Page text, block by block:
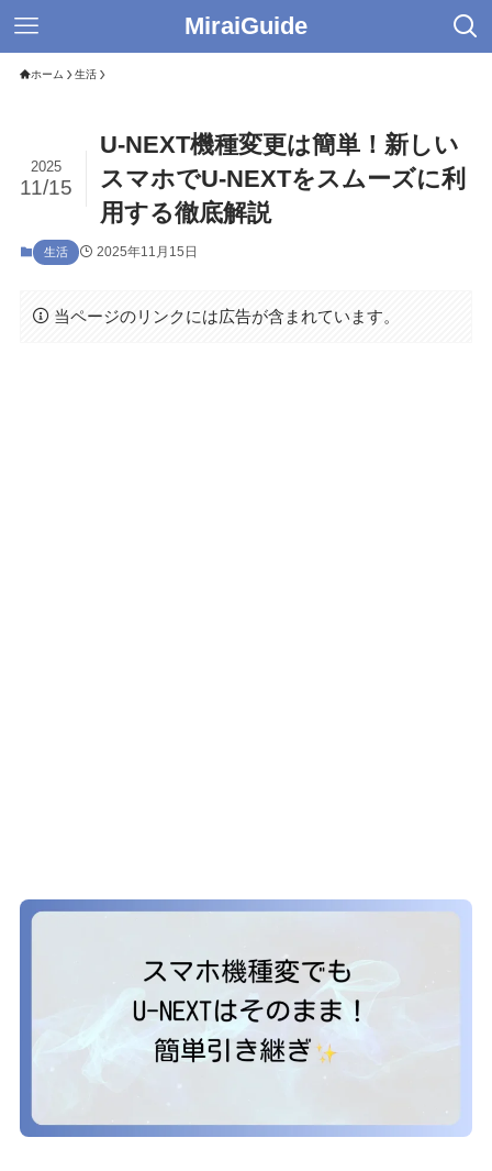
MiraiGuide
ホーム 生活
U-NEXT機種変更は簡単！新しい
スマホでU-NEXTをスムーズに利
用する徹底解説
2025
11/15
生活 2025年11月15日
当ページのリンクには広告が含まれています。